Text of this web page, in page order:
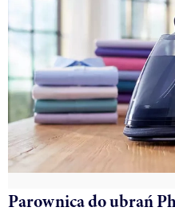
Parownica do ubrań